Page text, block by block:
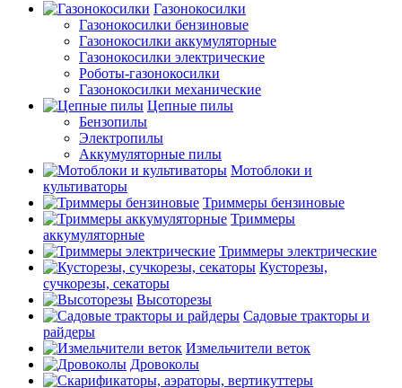
Газонокосилки
Газонокосилки бензиновые
Газонокосилки аккумуляторные
Газонокосилки электрические
Роботы-газонокосилки
Газонокосилки механические
Цепные пилы
Бензопилы
Электропилы
Аккумуляторные пилы
Мотоблоки и
культиваторы
Триммеры бензиновые
Триммеры
аккумуляторные
Триммеры электрические
Кусторезы,
сучкорезы, секаторы
Высоторезы
Садовые тракторы и
райдеры
Измельчители веток
Дровоколы